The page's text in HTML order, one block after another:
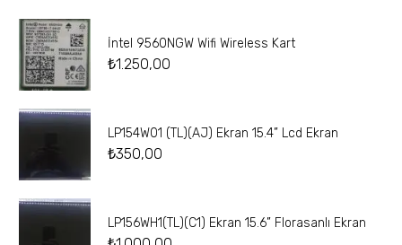
İntel 9560NGW Wifi Wireless Kart
₺1.250,00
LP154W01 (TL)(AJ) Ekran 15.4” Lcd Ekran
₺350,00
LP156WH1(TL)(C1) Ekran 15.6” Florasanlı Ekran